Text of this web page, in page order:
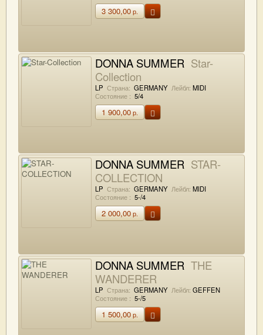
3 300,00р.
DONNA SUMMER Star-
Collection
LP Страна: GERMANY Лейбл: MIDI
Состояние : 5/4
1 900,00р.
DONNA SUMMER STAR-
COLLECTION
LP Страна: GERMANY Лейбл: MIDI
Состояние : 5-/4
2 000,00р.
DONNA SUMMER THE
WANDERER
LP Страна: GERMANY Лейбл: GEFFEN
Состояние : 5-/5
1 500,00р.